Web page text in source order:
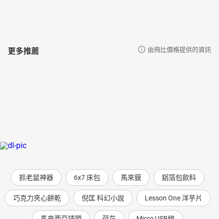
更多推薦 由飛比價格提供的資訊
抓老鼠神器 6x7 床包 馬來貘 鋁箔包飲料
巧克力夾心餅乾 倪匡 科幻小說 Lesson One 洋芋片